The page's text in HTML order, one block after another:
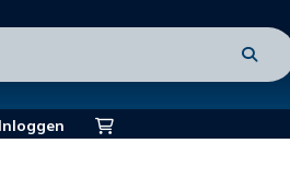
Inloggen